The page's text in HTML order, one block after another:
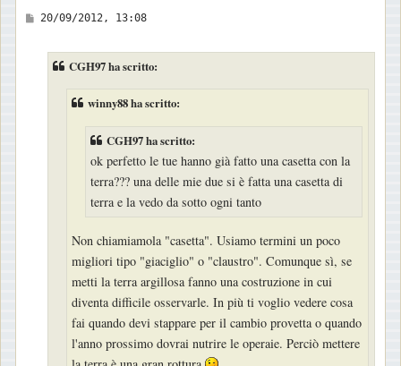
M
20/09/2012, 13:08
CGH97 ha scritto:
winny88 ha scritto:
CGH97 ha scritto:
ok perfetto le tue hanno già fatto una casetta con la
terra??? una delle mie due si è fatta una casetta di
terra e la vedo da sotto ogni tanto
Non chiamiamola "casetta". Usiamo termini un poco
migliori tipo "giaciglio" o "claustro". Comunque sì, se
metti la terra argillosa fanno una costruzione in cui
diventa difficile osservarle. In più ti voglio vedere cosa
fai quando devi stappare per il cambio provetta o quando
l'anno prossimo dovrai nutrire le operaie. Perciò mettere